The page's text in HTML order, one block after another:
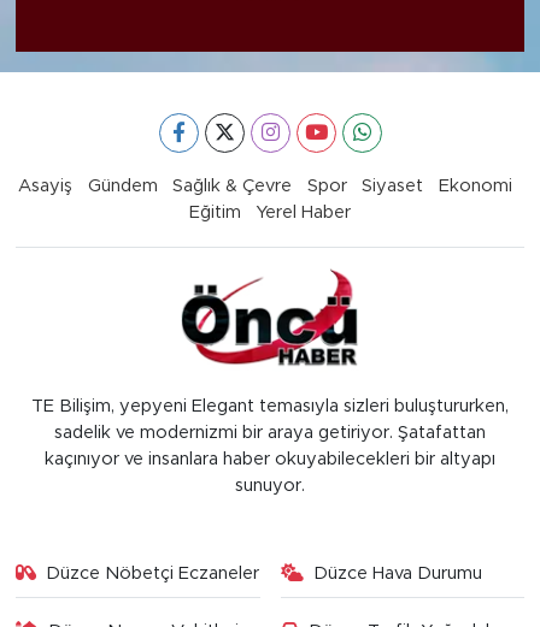
Asayiş Gündem Sağlık & Çevre Spor Siyaset
Ekonomi
Eğitim
Yerel Haber
TE Bilişim, yepyeni Elegant temasıyla sizleri buluştururken,
sadelik ve modernizmi bir araya getiriyor. Şatafattan
kaçınıyor ve insanlara haber okuyabilecekleri bir altyapı
sunuyor.
Düzce Nöbetçi Eczaneler Düzce Hava Durumu